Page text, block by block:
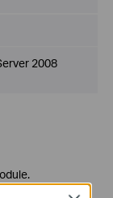
2008
device